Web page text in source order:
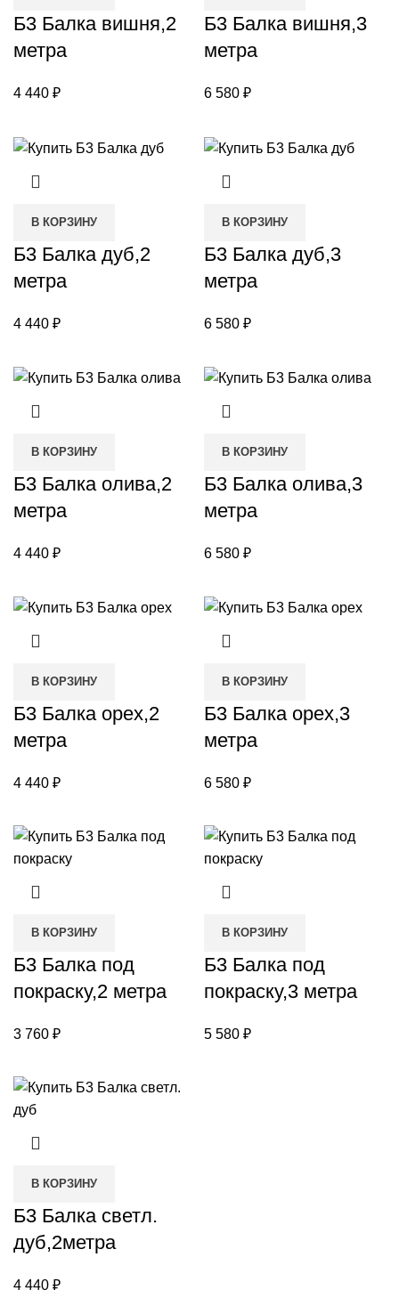
Б3 Балка вишня,2
метра
4 440 ₽
Б3 Балка вишня,3
метра
6 580 ₽
В КОРЗИНУ
Б3 Балка дуб,2
метра
4 440 ₽
В КОРЗИНУ
Б3 Балка дуб,3
метра
6 580 ₽
В КОРЗИНУ
Б3 Балка олива,2
метра
4 440 ₽
В КОРЗИНУ
Б3 Балка олива,3
метра
6 580 ₽
В КОРЗИНУ
Б3 Балка орех,2
метра
4 440 ₽
В КОРЗИНУ
Б3 Балка орех,3
метра
6 580 ₽
В КОРЗИНУ
Б3 Балка под
покраску,2 метра
3 760 ₽
В КОРЗИНУ
Б3 Балка под
покраску,3 метра
5 580 ₽
В КОРЗИНУ
Б3 Балка светл.
дуб,2метра
4 440 ₽